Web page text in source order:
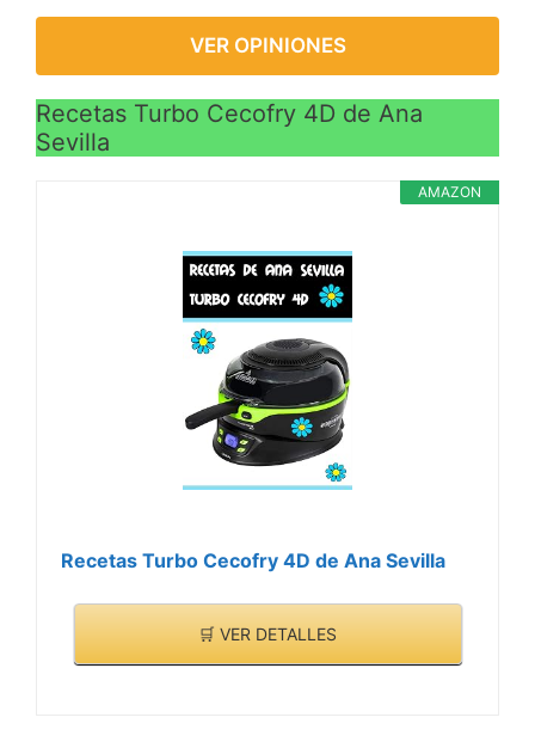
VER OPINIONES
Recetas Turbo Cecofry 4D de Ana
Sevilla
AMAZON
Recetas Turbo Cecofry 4D de Ana Sevilla
🛒 VER DETALLES